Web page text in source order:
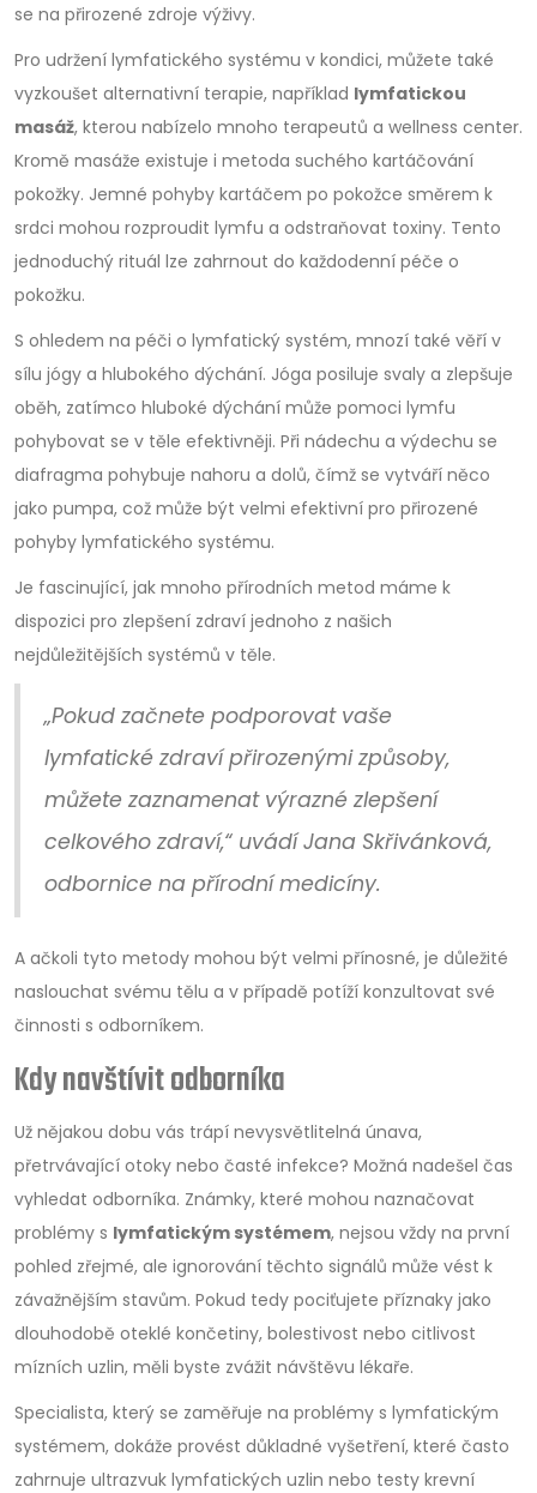
se na přirozené zdroje výživy.
Pro udržení lymfatického systému v kondici, můžete také
vyzkoušet alternativní terapie, například lymfatickou
masáž, kterou nabízelo mnoho terapeutů a wellness center.
Kromě masáže existuje i metoda suchého kartáčování
pokožky. Jemné pohyby kartáčem po pokožce směrem k
srdci mohou rozproudit lymfu a odstraňovat toxiny. Tento
jednoduchý rituál lze zahrnout do každodenní péče o
pokožku.
S ohledem na péči o lymfatický systém, mnozí také věří v
sílu jógy a hlubokého dýchání. Jóga posiluje svaly a zlepšuje
oběh, zatímco hluboké dýchání může pomoci lymfu
pohybovat se v těle efektivněji. Při nádechu a výdechu se
diafragma pohybuje nahoru a dolů, čímž se vytváří něco
jako pumpa, což může být velmi efektivní pro přirozené
pohyby lymfatického systému.
Je fascinující, jak mnoho přírodních metod máme k
dispozici pro zlepšení zdraví jednoho z našich
nejdůležitějších systémů v těle.
„Pokud začnete podporovat vaše
lymfatické zdraví přirozenými způsoby,
můžete zaznamenat výrazné zlepšení
celkového zdraví,“ uvádí Jana Skřivánková,
odbornice na přírodní medicíny.
A ačkoli tyto metody mohou být velmi přínosné, je důležité
naslouchat svému tělu a v případě potíží konzultovat své
činnosti s odborníkem.
Kdy navštívit odborníka
Už nějakou dobu vás trápí nevysvětlitelná únava,
přetrvávající otoky nebo časté infekce? Možná nadešel čas
vyhledat odborníka. Známky, které mohou naznačovat
problémy s lymfatickým systémem, nejsou vždy na první
pohled zřejmé, ale ignorování těchto signálů může vést k
závažnějším stavům. Pokud tedy pociťujete příznaky jako
dlouhodobě oteklé končetiny, bolestivost nebo citlivost
mízních uzlin, měli byste zvážit návštěvu lékaře.
Specialista, který se zaměřuje na problémy s lymfatickým
systémem, dokáže provést důkladné vyšetření, které často
zahrnuje ultrazvuk lymfatických uzlin nebo testy krevní